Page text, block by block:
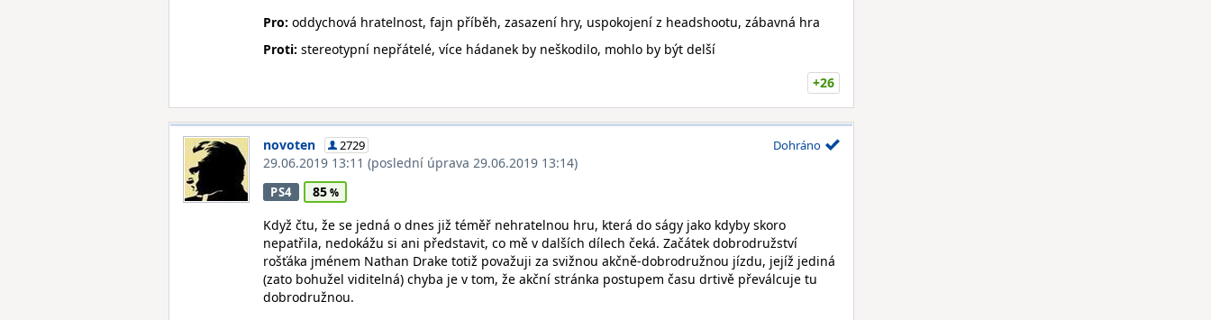
Pro: oddychová hratelnost, fajn příběh, zasazení hry, uspokojení z headshootu, zábavná hra
Proti: stereotypní nepřátelé, více hádanek by neškodilo, mohlo by být delší
+26
novoten 2729
29.06.2019 13:11 (poslední úprava 29.06.2019 13:14)
Dohráno
PS4
85
Když čtu, že se jedná o dnes již téměř nehratelnou hru, která do ságy jako kdyby skoro
nepatřila, nedokážu si ani představit, co mě v dalších dílech čeká. Začátek dobrodružství
rošťáka jménem Nathan Drake totiž považuji za svižnou akčně-dobrodružnou jízdu, jejíž jediná
(zato bohužel viditelná) chyba je v tom, že akční stránka postupem času drtivě převálcuje tu
dobrodružnou.